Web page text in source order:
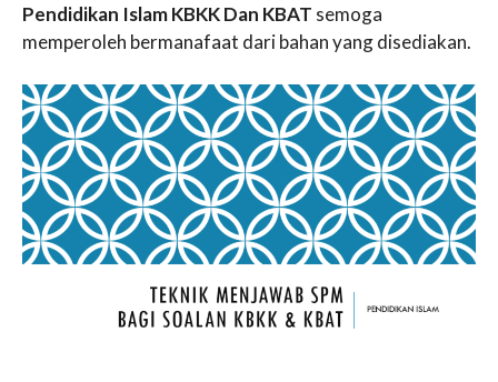
Pendidikan Islam KBKK Dan KBAT semoga
memperoleh bermanafaat dari bahan yang disediakan.